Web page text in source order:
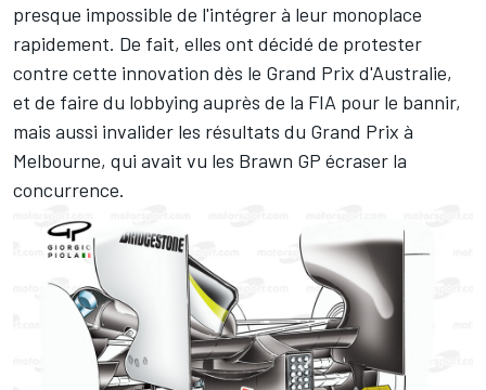
presque impossible de l'intégrer à leur monoplace
rapidement. De fait, elles ont décidé de protester
contre cette innovation dès le Grand Prix d'Australie,
et de faire du lobbying auprès de la FIA pour le bannir,
mais aussi invalider les résultats du Grand Prix à
Melbourne, qui avait vu les Brawn GP écraser la
concurrence.